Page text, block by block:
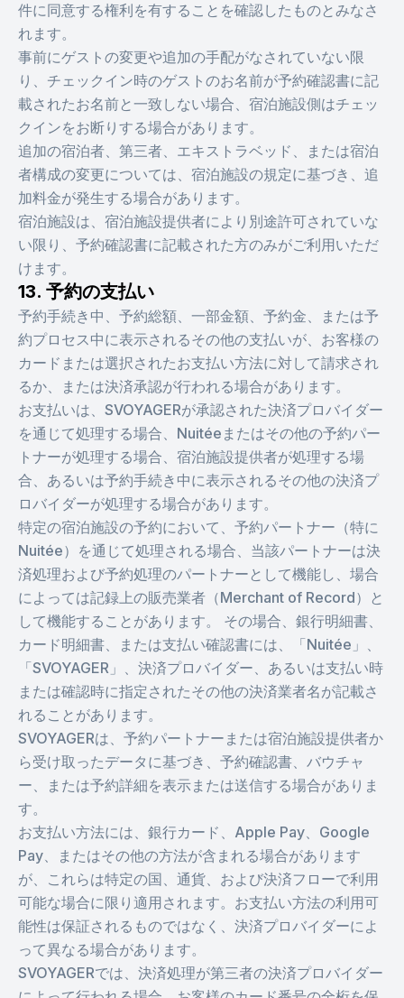
件に同意する権利を有することを確認したものとみなさ
れます。
事前にゲストの変更や追加の手配がなされていない限
り、チェックイン時のゲストのお名前が予約確認書に記
載されたお名前と一致しない場合、宿泊施設側はチェッ
クインをお断りする場合があります。
追加の宿泊者、第三者、エキストラベッド、または宿泊
者構成の変更については、宿泊施設の規定に基づき、追
加料金が発生する場合があります。
宿泊施設は、宿泊施設提供者により別途許可されていな
い限り、予約確認書に記載された方のみがご利用いただ
けます。
13. 予約の支払い
予約手続き中、予約総額、一部金額、予約金、または予
約プロセス中に表示されるその他の支払いが、お客様の
カードまたは選択されたお支払い方法に対して請求され
るか、または決済承認が行われる場合があります。
お支払いは、SVOYAGERが承認された決済プロバイダー
を通じて処理する場合、Nuitéeまたはその他の予約パー
トナーが処理する場合、宿泊施設提供者が処理する場
合、あるいは予約手続き中に表示されるその他の決済プ
ロバイダーが処理する場合があります。
特定の宿泊施設の予約において、予約パートナー（特に
Nuitée）を通じて処理される場合、当該パートナーは決
済処理および予約処理のパートナーとして機能し、場合
によっては記録上の販売業者（Merchant of Record）と
して機能することがあります。 その場合、銀行明細書、
カード明細書、または支払い確認書には、「Nuitée」、
「SVOYAGER」、決済プロバイダー、あるいは支払い時
または確認時に指定されたその他の決済業者名が記載さ
れることがあります。
SVOYAGERは、予約パートナーまたは宿泊施設提供者か
ら受け取ったデータに基づき、予約確認書、バウチャ
ー、または予約詳細を表示または送信する場合がありま
す。
お支払い方法には、銀行カード、Apple Pay、Google
Pay、またはその他の方法が含まれる場合があります
が、これらは特定の国、通貨、および決済フローで利用
可能な場合に限り適用されます。お支払い方法の利用可
能性は保証されるものではなく、決済プロバイダーによ
って異なる場合があります。
SVOYAGERでは、決済処理が第三者の決済プロバイダー